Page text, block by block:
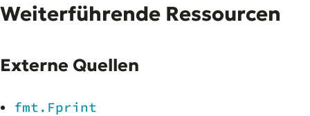
Weiterführende Ressourcen
Externe Quellen
fmt.Fprint